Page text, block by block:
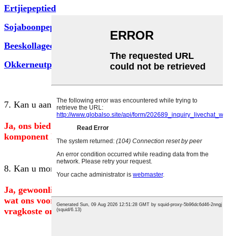
Ertjiepeptied
Sojaboonpeptied
Beeskollageenpeptied
Okkerneutpeptied
7. Kan u aanpassing aanvaar?
Ja, ons bied OEM- of ODM -diens aan. Die resep en
komponent kan as u vereistes gemaak word.
8. Kan u monsters verskaf en wat is die afleweringstyd?
Ja, gewoonlik sal ons klante gratis monsters voorsien
wat ons voorheen gemaak het, maar die kliënt moet die
vragkoste onderneem.